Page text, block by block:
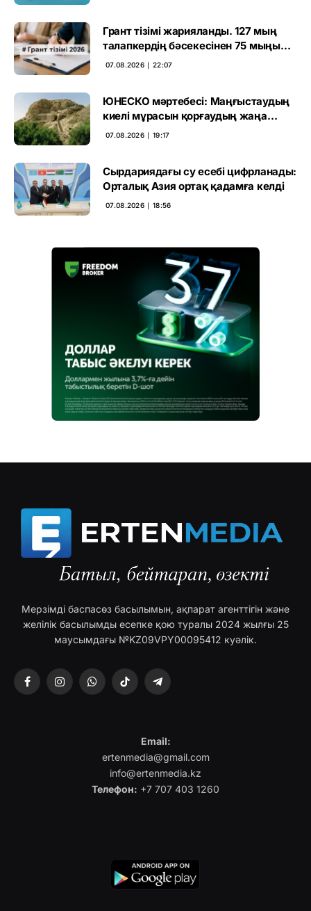
Грант тізімі жарияланды. 127 мың
талапкердің бәсекесінен 75 мыңы
өтті
07.08.2026 ∣ 22:07
ЮНЕСКО мәртебесі: Маңғыстаудың
киелі мұрасын қорғаудың жаңа
кезеңі басталды
07.08.2026 ∣ 19:17
Сырдариядағы су есебі цифрланады:
Орталық Азия ортақ қадамға келді
07.08.2026 ∣ 18:56
Мерзімді баспасөз басылымын, ақпарат агенттігін және
желілік басылымды есепке қою туралы 2024 жылғы 25
маусымдағы №KZ09VPY00095412 куәлік.
FacebookInstagramWhatsAppTikTok Telegram
Email:
ertenmedia@gmail.com
info@ertenmedia.kz
Телефон: +7 707 403 1260